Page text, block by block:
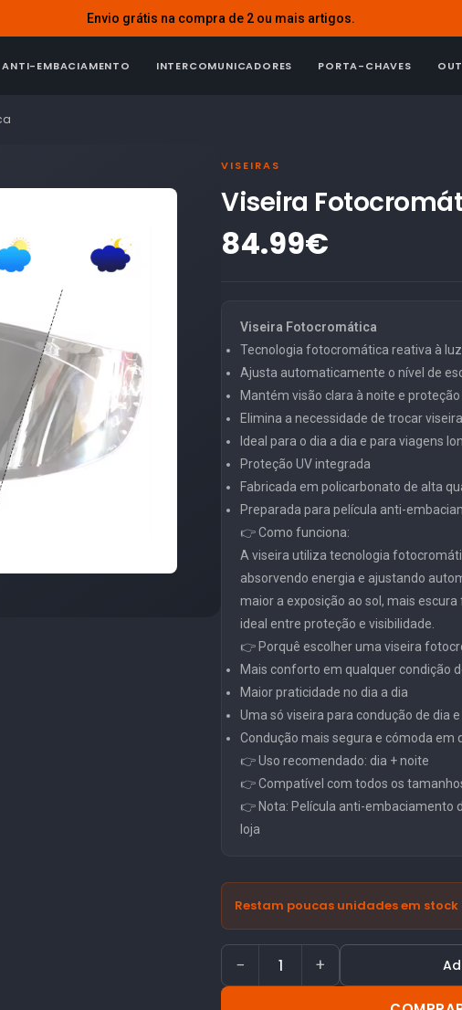
Envio grátis na compra de 2 ou mais artigos.
ANTI-EMBACIAMENTO INTERCOMUNICADORES PORTA-CHAVES
VISEIRAS
Viseira
84.99€
Viseira Fotocromática
Tecnologia fotocromática reativa à
Ajusta automaticamente o nível de
Mantém visão clara à noite e
Elimina a necessidade de trocar
Ideal para o dia a dia e para viagens
Proteção UV integrada
Fabricada em policarbonato de alta
Preparada para película anti-
👉 Como funciona:
A viseira utiliza tecnologia
absorvendo energia e ajustando
maior a exposição ao sol, mais
ideal entre proteção e visibilidade.
👉 Porquê escolher uma viseira
Mais conforto em qualquer condição
Maior praticidade no dia a dia
Uma só viseira para condução de dia
Condução mais segura e cómoda em
👉 Uso recomendado: dia + noite
👉 Compatível com todos os
👉 Nota: Película anti-embaciamento
loja
Restam poucas unidades em stock
− +